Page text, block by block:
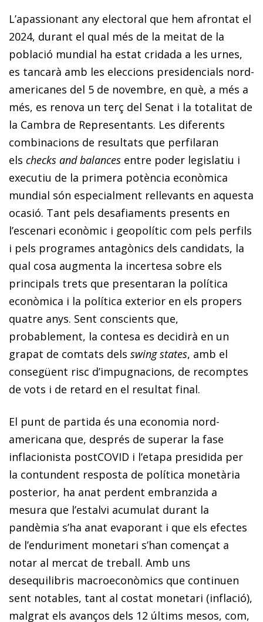
L’apassionant any electoral que hem afrontat el
2024, durant el qual més de la meitat de la
població mundial ha estat cridada a les urnes,
es tancarà amb les eleccions presidencials nord-
americanes del 5 de novembre, en què, a més a
més, es renova un terç del Senat i la totalitat de
la Cambra de Representants. Les diferents
combinacions de resultats que perfilaran
els checks and balances entre poder legislatiu i
executiu de la primera potència econòmica
mundial són especialment rellevants en aquesta
ocasió. Tant pels desafiaments presents en
l’escenari econòmic i geopolític com pels perfils
i pels programes antagònics dels candidats, la
qual cosa augmenta la incertesa sobre els
principals trets que presentaran la política
econòmica i la política exterior en els propers
quatre anys. Sent conscients que,
probablement, la contesa es decidirà en un
grapat de comtats dels swing states, amb el
consegüent risc d’impugnacions, de recomptes
de vots i de retard en el resultat final.
El punt de partida és una economia nord-
americana que, després de superar la fase
inflacionista postCOVID i l’etapa presidida per
la contundent resposta de política monetària
posterior, ha anat perdent embranzida a
mesura que l’estalvi acumulat durant la
pandèmia s’ha anat evaporant i que els efectes
de l’enduriment monetari s’han començat a
notar al mercat de treball. Amb uns
desequilibris macroeconòmics que continuen
sent notables, tant al costat monetari (inflació),
malgrat els avanços dels 12 últims mesos, com,